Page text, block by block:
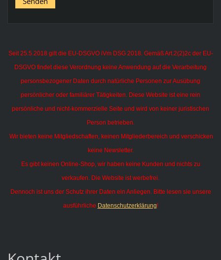
Seit 25.5.2018 gilt die EU-DSGVO iVm DSG 2018. Gemäß Art.2(2)2c der EU-
DSGVO findet diese Verordnung keine Anwendung auf die Verarbeitung
personsbezogener Daten durch natürliche Personen zur Ausübung
persönlicher oder familiärer Tätigkeiten. Diese Website ist eine rein
persönliche und nicht-kommerzielle Seite und wird von keiner juristischen
Person betrieben.
Wir bieten keine Mitgliedschaften, keinen Mitgliederbereich und verschicken
keine Newsletter.
Es gibt keinen Online-Shop, wir haben keine Kunden und nichts zu
verkaufen. Die Website ist werbefrei.
Dennoch ist uns der Schutz ihrer Daten ein Anliegen. Bitte lesen sie unsere
ausführliche Datenschutzerklärung!